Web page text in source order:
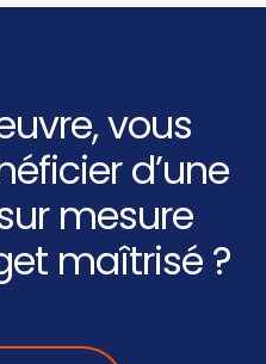
vous
d’une
mesure
maîtrisé ?